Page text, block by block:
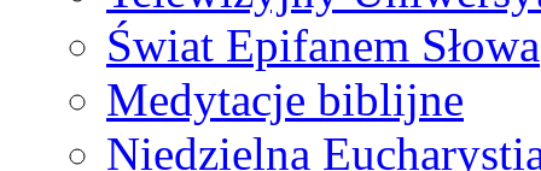
Świat Epifanem Słowa
Medytacje biblijne
Niedzielna